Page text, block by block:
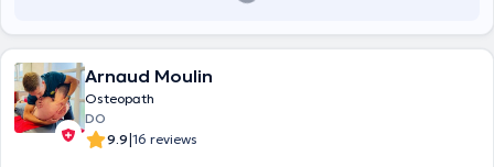
Arnaud Moulin
Osteopath
DO
9.9|16 reviews